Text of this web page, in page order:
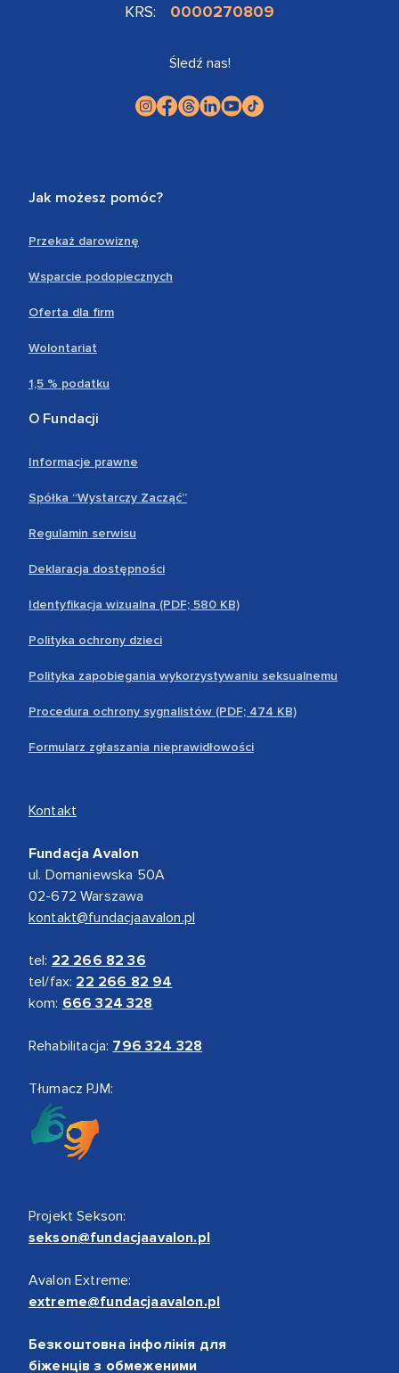
KRS: 0000270809
Śledź nas!
Jak możesz pomóc?
Przekaż darowiznę
Wsparcie podopiecznych
Oferta dla firm
Wolontariat
1,5 % podatku
O Fundacji
Informacje prawne
Spółka “Wystarczy Zacząć”
Regulamin serwisu
Deklaracja dostępności
Identyfikacja wizualna (PDF; 580 KB)
Polityka ochrony dzieci
Polityka zapobiegania wykorzystywaniu seksualnemu
Procedura ochrony sygnalistów (PDF; 474 KB)
Formularz zgłaszania nieprawidłowości
Kontakt
Fundacja Avalon
ul. Domaniewska 50A
02-672 Warszawa
kontakt@fundacjaavalon.pl
tel: 22 266 82 36
tel/fax: 22 266 82 94
kom: 666 324 328
Rehabilitacja: 796 324 328
Tłumacz PJM:
Projekt Sekson:
sekson@fundacjaavalon.pl
Avalon Extreme:
extreme@fundacjaavalon.pl
Безкоштовна інфолінія для
біженців з обмеженими